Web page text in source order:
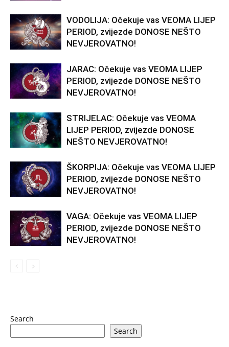
VODOLIJA: Očekuje vas VEOMA LIJEP
PERIOD, zvijezde DONOSE NEŠTO
NEVJEROVATNO!
JARAC: Očekuje vas VEOMA LIJEP
PERIOD, zvijezde DONOSE NEŠTO
NEVJEROVATNO!
STRIJELAC: Očekuje vas VEOMA
LIJEP PERIOD, zvijezde DONOSE
NEŠTO NEVJEROVATNO!
ŠKORPIJA: Očekuje vas VEOMA LIJEP
PERIOD, zvijezde DONOSE NEŠTO
NEVJEROVATNO!
VAGA: Očekuje vas VEOMA LIJEP
PERIOD, zvijezde DONOSE NEŠTO
NEVJEROVATNO!
Search
Search